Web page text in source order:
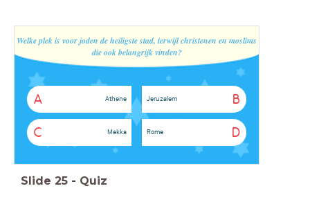
Welke plek is voor joden de heiligste stad, terwijl christenen en moslims
die ook belangrijk vinden?
A Athene B
Jeruzalem
C Mekka D
Rome
Slide 25 - Quiz